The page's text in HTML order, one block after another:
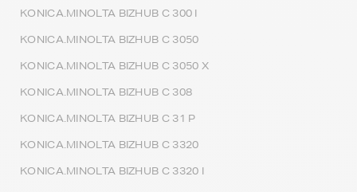
KONICA.MINOLTA BIZHUB C 300 I
KONICA.MINOLTA BIZHUB C 3050
KONICA.MINOLTA BIZHUB C 3050 X
KONICA.MINOLTA BIZHUB C 308
KONICA.MINOLTA BIZHUB C 31 P
KONICA.MINOLTA BIZHUB C 3320
KONICA.MINOLTA BIZHUB C 3320 I